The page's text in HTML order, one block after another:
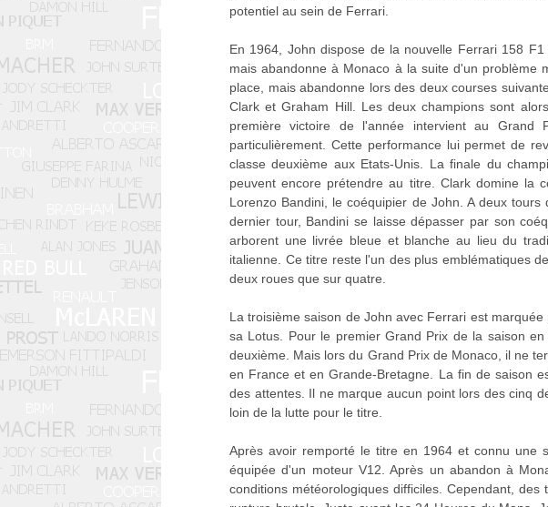
potentiel au sein de Ferrari.
En 1964, John dispose de la nouvelle Ferrari 158
mais abandonne à Monaco à la suite d'un problème
place, mais abandonne lors des deux courses
Clark et Graham Hill. Les deux champions sont
première victoire de l'année intervient au Grand
particulièrement. Cette performance lui permet de
classe deuxième aux Etats-Unis. La finale du
peuvent encore prétendre au titre. Clark domine la
Lorenzo Bandini, le coéquipier de John. A deux
dernier tour, Bandini se laisse dépasser par son
arborent une livrée bleue et blanche au lieu du
italienne. Ce titre reste l'un des plus emblématiques
deux roues que sur quatre.
La troisième saison de John avec Ferrari est
sa Lotus. Pour le premier Grand Prix de la saison
deuxième. Mais lors du Grand Prix de Monaco, il ne
en France et en Grande-Bretagne. La fin de saison
des attentes. Il ne marque aucun point lors des cinq
loin de la lutte pour le titre.
Après avoir remporté le titre en 1964 et connu une
équipée d'un moteur V12. Après un abandon à
conditions météorologiques difficiles. Cependant,